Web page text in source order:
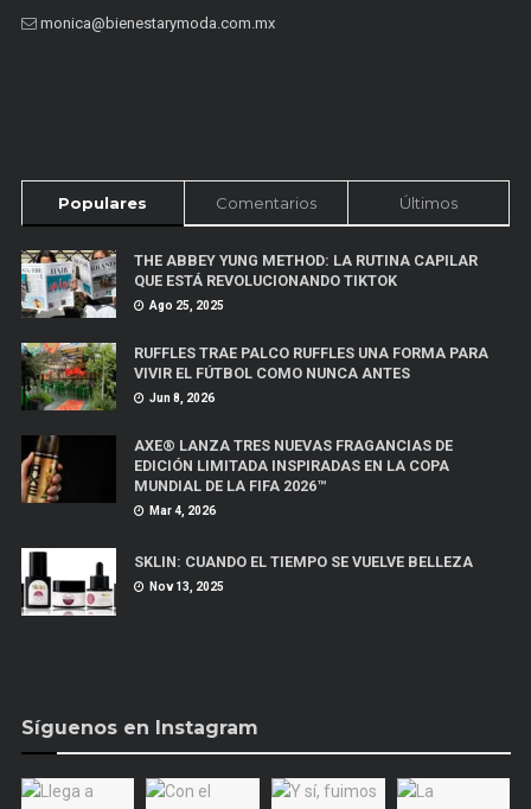
monica@bienestarymoda.com.mx
Populares Comentarios Últimos
THE ABBEY YUNG METHOD: LA RUTINA CAPILAR
QUE ESTÁ REVOLUCIONANDO TIKTOK
Ago 25, 2025
RUFFLES TRAE PALCO RUFFLES UNA FORMA PARA
VIVIR EL FÚTBOL COMO NUNCA ANTES
Jun 8, 2026
AXE® LANZA TRES NUEVAS FRAGANCIAS DE
EDICIÓN LIMITADA INSPIRADAS EN LA COPA
MUNDIAL DE LA FIFA 2026™
Mar 4, 2026
SKLIN: CUANDO EL TIEMPO SE VUELVE BELLEZA
Nov 13, 2025
Síguenos en Instagram